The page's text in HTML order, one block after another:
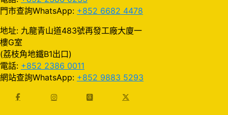
門市查詢WhatsApp: +852 6682 4478
地址: 九龍青山道483號再發工廠大廈一
樓G室
(荔枝角地鐵B1出口)
電話: +852 2386 0011
網站查詢WhatsApp: +852 9883 5293